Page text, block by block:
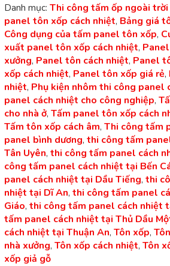
Danh mục: Thi công tấm ốp ngoài trời
panel tôn xốp cách nhiệt, Bảng giá
Công dụng của tấm panel tôn xốp,
xuất panel tôn xốp cách nhiệt,
xưởng, Panel tôn cách nhiệt, Panel
xốp cách nhiệt, Panel tôn xốp giá rẻ,
nhiệt, Phụ kiện nhôm thi công panel
panel cách nhiệt cho công nghiệp,
cho nhà ở, Tấm panel tôn xốp cách
Tấm tôn xốp cách âm, Thi công tấm
panel bình dương, thi công tấm
Tân Uyên, thi công tấm panel cách
công tấm panel cách nhiệt tại Bến
panel cách nhiệt tại Dầu Tiếng, thi
nhiệt tại Dĩ An, thi công tấm panel
Giáo, thi công tấm panel cách nhiệt
tấm panel cách nhiệt tại Thủ Dầu
cách nhiệt tại Thuận An, Tôn xốp,
nhà xưởng, Tôn xốp cách nhiệt, Tôn
xốp giả gỗ